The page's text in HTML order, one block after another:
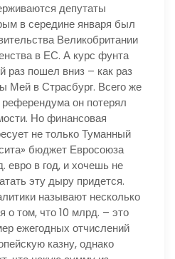
депутаты
в середине января был
Великобритании
в ЕС. А курс фунта
раз пошел вниз – как раз
Мей в Страсбург. Всего же
он потерял
Но финансовая
не только Туманный
бюджет Евросоюза
евро в год, и хочешь не
эту дыру придется.
называют несколько
о том, что 10 млрд. – это
ежегодных отчислений
казну, однако